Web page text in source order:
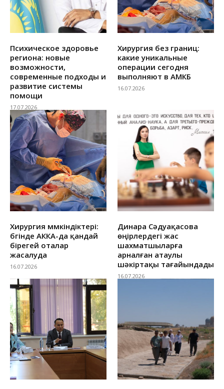
Психическое здоровье
региона: новые
возможности,
современные подходы и
развитие системы
помощи
17.07.2026
Хирургия без границ:
какие уникальные
операции сегодня
выполняют в АМКБ
16.07.2026
Хирургия мүмкіндіктері:
бүгінде АККА-да қандай
бірегей оталар
жасалуда
16.07.2026
Динара Сәдуақасова
өңірлердегі жас
шахматшыларға
арналған атаулы
шәкіртақы тағайындады
16.07.2026